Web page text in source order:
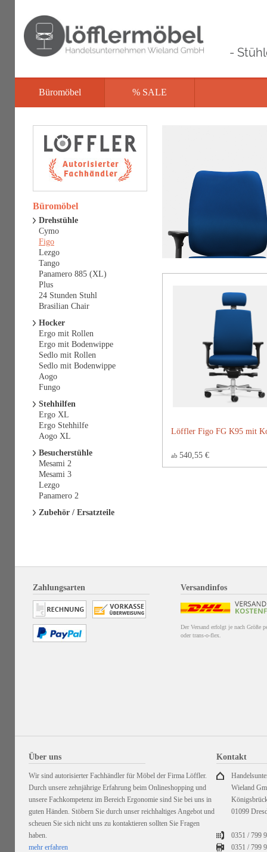
-
Büromöbel % SALE
Löffler Figo FG K95 mit
ab 540,55 €
Büromöbel
Drehstühle
Cymo
Figo
Lezgo
Tango
Panamero 885 (XL)
Plus
24 Stunden Stuhl
Brasilian Chair
Hocker
Ergo mit Rollen
Ergo mit Bodenwippe
Sedlo mit Rollen
Sedlo mit Bodenwippe
Aogo
Fungo
Stehhilfen
Ergo XL
Ergo Stehhilfe
Aogo XL
Besucherstühle
Mesami 2
Mesami 3
Lezgo
Panamero 2
Zubehör / Ersatzteile
Zahlungsarten Versandinfos
Der Versand erfolgt je nach Größe
oder trans-o-flex.
Über uns
Wir sind autorisierter Fachhändler für Möbel der Firma Löffler.
Durch unsere zehnjährige Erfahrung beim Onlineshopping und
unsere Fachkompetenz im Bereich Ergonomie sind Sie bei uns in
guten Händen. Stöbern Sie durch unser reichhaltiges Angebot und
scheuen Sie sich nicht uns zu kontaktieren sollten Sie Fragen
haben.
mehr erfahren
Kontakt
Wieland
01099
0351 / 799
0351 /799